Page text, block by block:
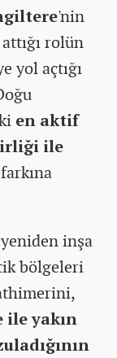
'nin
rolün
yol açtığı
en aktif
ile
inşa
bölgeleri
yakın